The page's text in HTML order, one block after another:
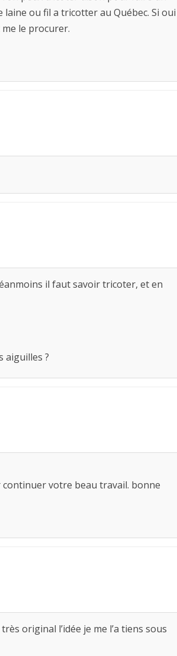
ou fil a tricotter au Québec. Si oui
le procurer.
il faut savoir tricoter, et en
aiguilles ?
votre beau travail. bonne
original l’idée je me l’a tiens sous